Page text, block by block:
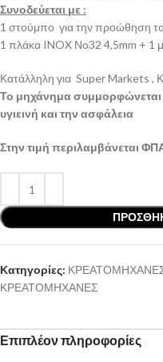
Συνοδεύεται με :
1 στούμπο για την προώθηση
1 πλάκα INOX Νο32 4,5mm + 1
Κατάλληλη για Super Markets ,
Το μηχάνημα συμμορφώνεται
υγιεινή και την ασφάλεια
Στην τιμή περιλαμβάνεται
Κατηγορίες:
ΚΡΕΑΤΟΜΗΧΑΝΕΣ
Επιπλέον πληροφορίες